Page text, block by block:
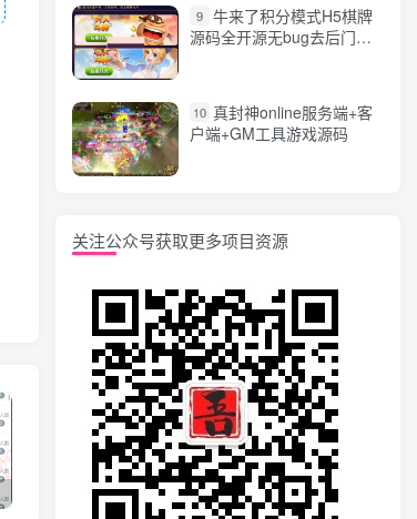
香逸房卡十三水完整游戏源码 适合做二开 星力9代棋牌游戏源码 完整数据+Android+Ios全套APP客户端 解密工具+视频教程(见另个链接)
9 牛来了积分模式H5棋牌
源码全开源无bug去后门无
10 真封神online服务端+客
户端+GM工具游戏源码
关注公众号获取更多项目资源